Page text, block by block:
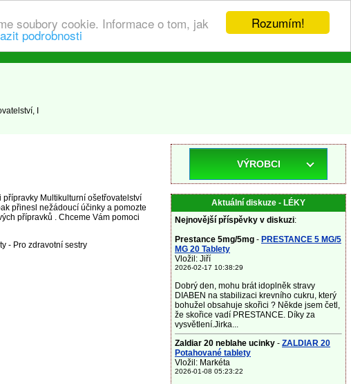
Rozumím!
soubory cookie. Informace o tom, jak
podrobnosti
I
Multikulturní ošetřovatelství
přinesl nežádoucí účinky a pomozte
přípravků . Chceme Vám pomoci
- Pro zdravotní sestry
VÝROBCI
Aktuální diskuze - LÉKY
Nejnovější příspěvky v diskuzi:
Prestance 5mg/5mg - PRESTANCE 5 MG/5
MG 20 Tablety
Vložil: Jiří
2026-02-17 10:38:29
Dobrý den, mohu brát idoplněk stravy
DIABEN na stabilizaci krevního cukru, který
bohužel obsahuje skořici ? Někde jsem četl,
že skořice vadí PRESTANCE. Díky za
vysvětlení.Jirka...
Zaldiar 20 neblahe ucinky - ZALDIAR 20
Potahované tablety
Vložil: Markéta
2026-01-08 05:23:22